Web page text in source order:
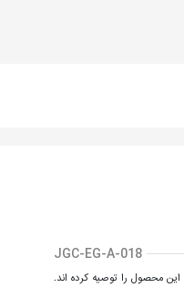
JGC-EG-A-018
این محصول را توصیه کرده اند.